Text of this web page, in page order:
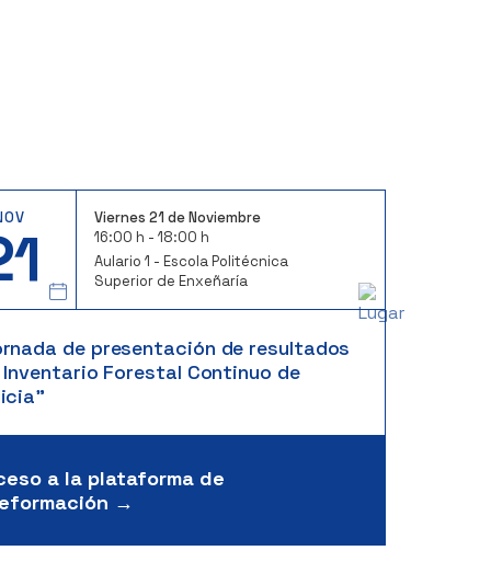
Viernes 21 de Noviembre
16:00 h - 18:00 h
Aulario 1 - Escola Politécnica
Superior de Enxeñaría
de presentación de resultados
Inventario Forestal Continuo de
a la plataforma de
→